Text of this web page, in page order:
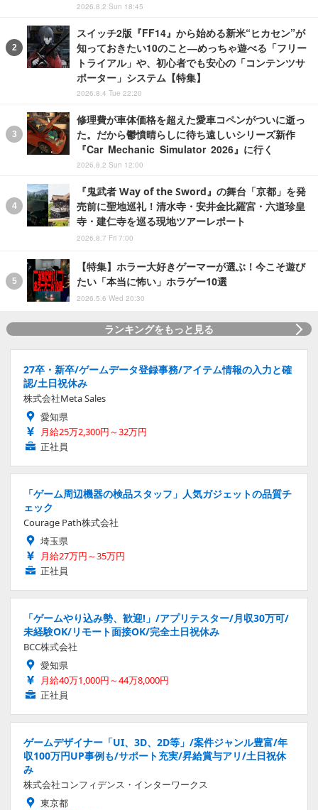
2026.8.2 Sun 18:45
スイッチ2版『FF14』から始める新米“ヒカセン”が
知っておきたい10のこと―めっちゃ遊べる「フリー
トライアル」や、初心者でも安心の「コンテンツサ
ポーター」システム【特集】
2026.8.4 Tue 22:20
修理費が車体価格を超えた愛車コペンがついに逝っ
た。だから鬱憤晴らしに待ち遠しいシリーズ新作
『Car Mechanic Simulator 2026』に行く
2026.8.2 Sun 12:00
『鬼武者 Way of the Sword』の舞台「京都」を発
売前に聖地巡礼！清水寺・安井金比羅宮・六道珍皇
寺・建仁寺を巡る現地ツアーレポート
2026.8.7 Fri 7:00
【特集】ホラー大好きゲーマーが選ぶ！今こそ遊び
たい「本当に怖い」ホラゲー10選
2026.5.6 Wed 20:30
ランキングをもっと見る
27卒・新卒/ゲームデータ登録事務/アイテム情報の入力と確
認/土日祝休み
株式会社Meta Sales
愛知県
月給25万2,300円～32万円
正社員
「ゲーム周辺機器の検品スタッフ」人気ガジェットの品質チ
ェック
Courage Path株式会社
埼玉県
月給27万円～35万円
正社員
「ゲームやり込み勢、歓迎!」/アプリテスター/月収30万可/
未経験OK/リモート面接OK/完全土日祝休み
BCC株式会社
愛知県
月給40万1,000円～44万8,000円
正社員
ゲームデザイナー「UI、3D、2D等」/案件ジャンル豊富/年
収100万円UP事例も/サポート充実/昇給賞与アリ/土日祝休
み
株式会社コンフィデンス・インターワークス
東京都